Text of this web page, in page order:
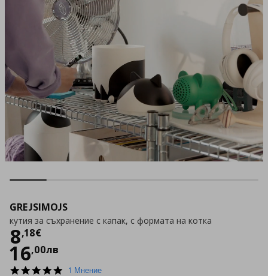
GREJSIMOJS
кутия за съхранение с капак, с формата на котка
8,18€
Цена
16,00лв
5.01 Мнение